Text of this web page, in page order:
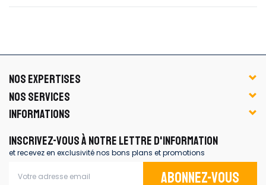
NOS EXPERTISES
NOS SERVICES
INFORMATIONS
INSCRIVEZ-VOUS À NOTRE LETTRE D'INFORMATION
et recevez en exclusivité nos bons plans et promotions
Abonnez-vous